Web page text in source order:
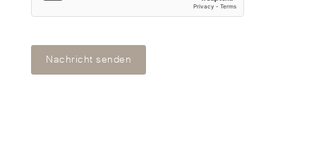
Nachricht senden